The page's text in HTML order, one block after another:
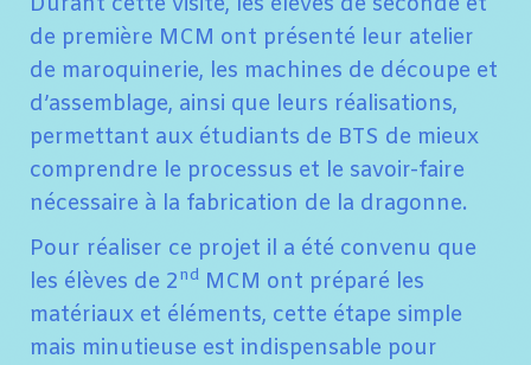
de première MCM ont présenté leur atelier
de maroquinerie, les machines de découpe et
d’assemblage, ainsi que leurs réalisations,
permettant aux étudiants de BTS de mieux
comprendre le processus et le savoir-faire
nécessaire à la fabrication de la dragonne.
Pour réaliser ce projet il a été convenu que
les élèves de 2nd MCM ont préparé les
matériaux et éléments, cette étape simple
mais minutieuse est indispensable pour